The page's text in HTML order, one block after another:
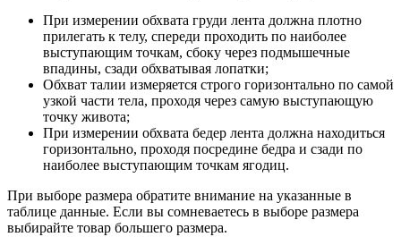
При измерении обхвата груди лента должна плотно
прилегать к телу, спереди проходить по наиболее
выступающим точкам, сбоку через подмышечные
впадины, сзади обхватывая лопатки;
Обхват талии измеряется строго горизонтально по самой
узкой части тела, проходя через самую выступающую
точку живота;
При измерении обхвата бедер лента должна находиться
горизонтально, проходя посредине бедра и сзади по
наиболее выступающим точкам ягодиц.
При выборе размера обратите внимание на указанные в
таблице данные. Если вы сомневаетесь в выборе размера
выбирайте товар большего размера.